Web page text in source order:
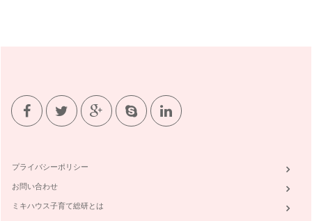
プライバシーポリシー
お問い合わせ
ミキハウス子育て総研とは